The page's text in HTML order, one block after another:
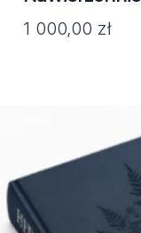
1 000,00 zł